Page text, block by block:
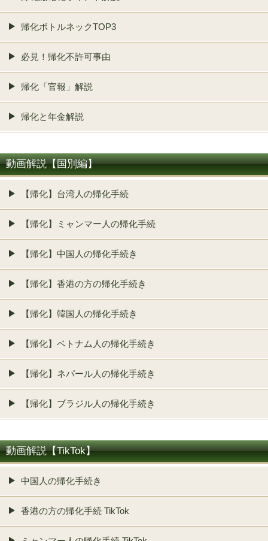
帰化ボトルネックTOP3
必見！帰化不許可事由
帰化「官報」解説
帰化と年金解説
動画解説【国別編】
【帰化】台湾人の帰化手続
【帰化】ミャンマー人の帰化手続
【帰化】中国人の帰化手続き
【帰化】香港の方の帰化手続き
【帰化】韓国人の帰化手続き
【帰化】ベトナム人の帰化手続き
【帰化】ネパール人の帰化手続き
【帰化】ブラジル人の帰化手続き
動画解説【TikTok】
中国人の帰化手続き
香港の方の帰化手続 TikTok